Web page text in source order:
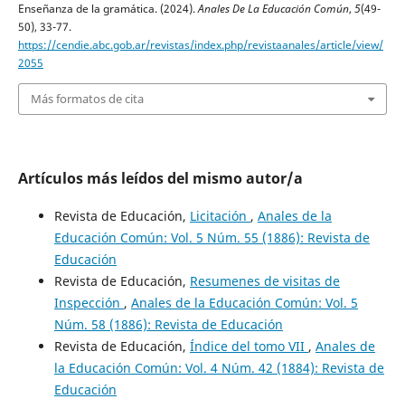
Enseñanza de la gramática. (2024).Anales De La Educación Común, 5(49-
50), 33-77.
https://cendie.abc.gob.ar/revistas/index.php/revistaanales/article/view/
2055
Más formatos de cita
Artículos más leídos del mismo autor/a
Revista de Educación, Licitación , Anales de la
Educación Común: Vol. 5 Núm. 55 (1886): Revista de
Educación
Revista de Educación, Resumenes de visitas de
Inspección , Anales de la Educación Común: Vol. 5
Núm. 58 (1886): Revista de Educación
Revista de Educación, Índice del tomo VII , Anales de
la Educación Común: Vol. 4 Núm. 42 (1884): Revista de
Educación